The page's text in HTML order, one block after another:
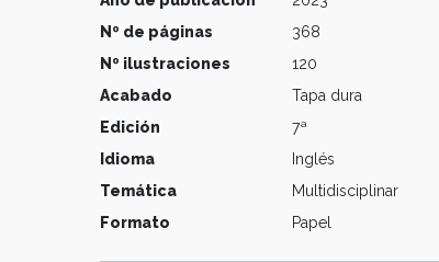
Nº de páginas
368
Nº ilustraciones
120
Acabado
Tapa dura
Edición
7ª
Idioma
Inglés
Temática
Multidisciplinar
Formato
Papel